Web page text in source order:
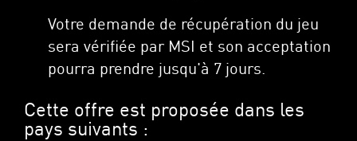
Votre demande de récupération du jeu
sera vérifiée par MSI et son acceptation
pourra prendre jusqu'à 7 jours.
Cette offre est proposée dans les
pays suivants :